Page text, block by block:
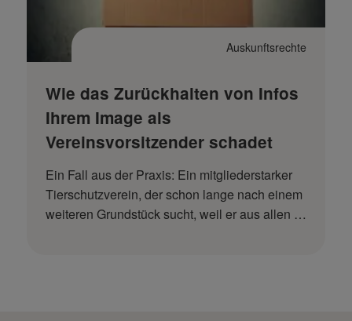
Auskunftsrechte
Wie das Zurückhalten von Infos
Ihrem Image als
Vereinsvorsitzender schadet
Ein Fall aus der Praxis: Ein mitgliederstarker
Tierschutzverein, der schon lange nach einem
weiteren Grundstück sucht, weil er aus allen …